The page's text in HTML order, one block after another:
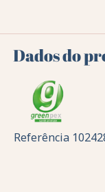
Dados do
Referência